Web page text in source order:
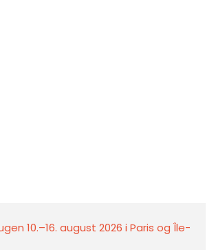
10.–16. august 2026 i Paris og Île-